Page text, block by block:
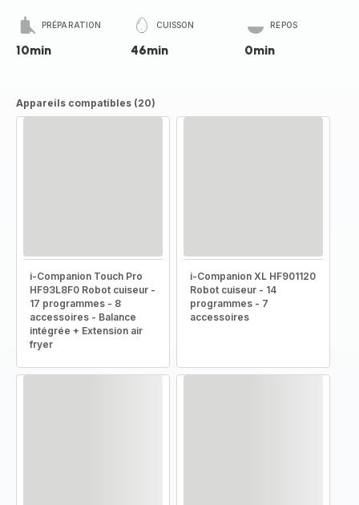
PRÉPARATION
10min
CUISSON
46min
REPOS
0min
Appareils compatibles (20)
i-Companion Touch Pro
HF93L8F0 Robot cuiseur -
17 programmes - 8
accessoires - Balance
intégrée + Extension air
fryer
i-Companion XL HF901120
Robot cuiseur - 14
programmes - 7
accessoires